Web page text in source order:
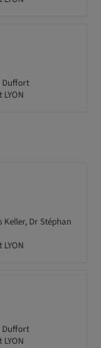
Duffort
Keller, Dr Stéphan
Duffort